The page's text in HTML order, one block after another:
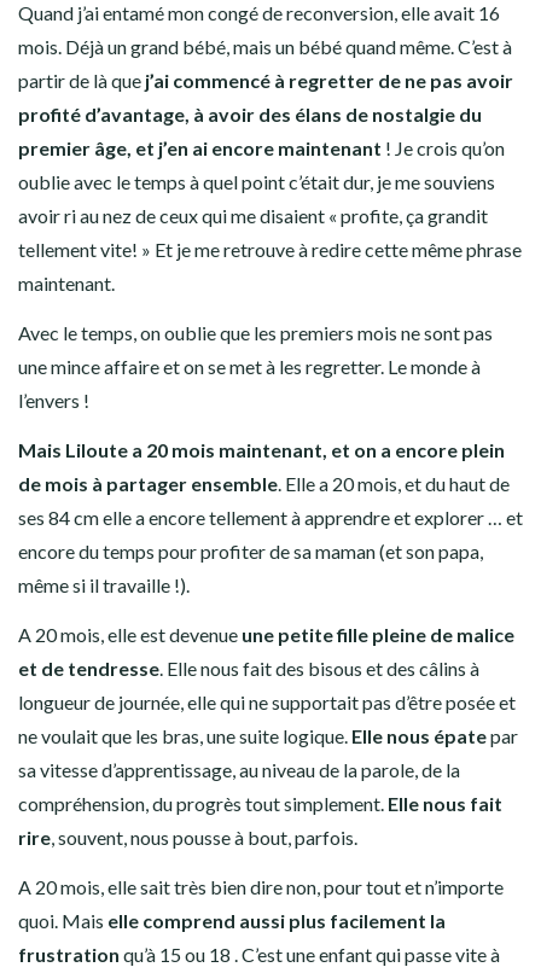
Quand j’ai entamé mon congé de reconversion, elle avait 16
mois. Déjà un grand bébé, mais un bébé quand même. C’est à
partir de là que j’ai commencé à regretter de ne pas avoir
profité d’avantage, à avoir des élans de nostalgie du
premier âge, et j’en ai encore maintenant ! Je crois qu’on
oublie avec le temps à quel point c’était dur, je me souviens
avoir ri au nez de ceux qui me disaient « profite, ça grandit
tellement vite! » Et je me retrouve à redire cette même phrase
maintenant.
Avec le temps, on oublie que les premiers mois ne sont pas
une mince affaire et on se met à les regretter. Le monde à
l’envers !
Mais Liloute a 20 mois maintenant, et on a encore plein
de mois à partager ensemble. Elle a 20 mois, et du haut de
ses 84 cm elle a encore tellement à apprendre et explorer … et
encore du temps pour profiter de sa maman (et son papa,
même si il travaille !).
A 20 mois, elle est devenue une petite fille pleine de malice
et de tendresse. Elle nous fait des bisous et des câlins à
longueur de journée, elle qui ne supportait pas d’être posée et
ne voulait que les bras, une suite logique. Elle nous épatepar
sa vitesse d’apprentissage, au niveau de la parole, de la
compréhension, du progrès tout simplement. Elle nous fait
rire, souvent, nous pousse à bout, parfois.
A 20 mois, elle sait très bien dire non, pour tout et n’importe
quoi. Mais elle comprend aussi plus facilement la
frustration qu’à 15 ou 18 . C’est une enfant qui passe vite à